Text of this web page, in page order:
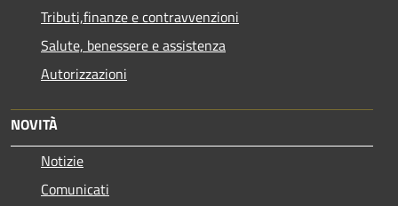
Tributi,finanze e contravvenzioni
Salute, benessere e assistenza
Autorizzazioni
NOVITÀ
Notizie
Comunicati